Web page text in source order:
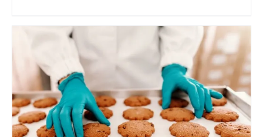
modyfikacji genetycznych komórek nowotworowych, co w
efekcie może zmniejszać potrzebę stosowania tradycyjnych
terapii, takich jak chemioterapia. Decyzje podejmowane w
kontekście onkologii w Warszawie często uwzględniają
możliwości podejścia do leczenia, które są bardziej precyzyjne
i zindywidualizowane. Dzięki temu leczenie onkologiczne w
Warszawie staje się bardziej skuteczne, a zarazem mniej
obciążające dla pacjentów. Rozwój wiedzy oraz innowacyjne
podejścia są kluczowe w walce z nowotworami, co pomaga
osiągać lepsze wyniki terapeutyczne przy mniejszych
skutkach ubocznych.